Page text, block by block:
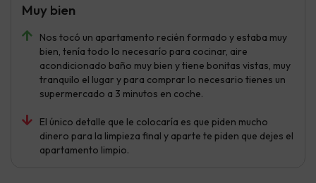
Nos tocó un apartamento recién formado y estaba muy
bien, tenía todo lo necesarío para cocinar, aire
acondicionado baño muy bien y tiene bonitas vistas, muy
tranquilo el lugar y para comprar lo necesario tienes un
supermercado a 3 minutos en coche.
El único detalle que le colocaría es que piden mucho
dinero para la limpieza final y aparte te piden que dejes el
apartamento limpio.
Muy bien